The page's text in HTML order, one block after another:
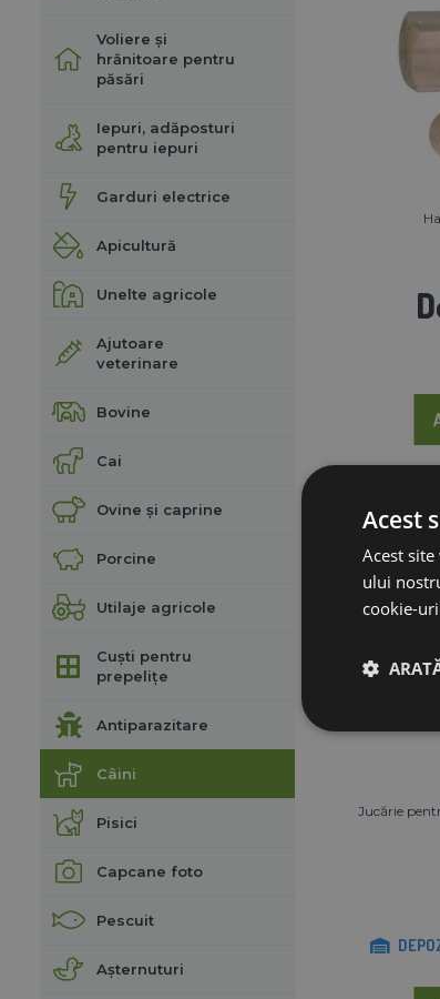
Voliere și
hrănitoare pentru
păsări
Iepuri, adăposturi
pentru iepuri
Garduri electrice
Apicultură
Unelte agricole
Ajutoare
veterinare
Bovine
Cai
Ovine și caprine
Porcine
Utilaje agricole
Cuști pentru
prepelițe
Antiparazitare
Câini
Pisici
Capcane foto
Pescuit
Așternuturi
Jucărie
Acest
Acest
ului
cookie-